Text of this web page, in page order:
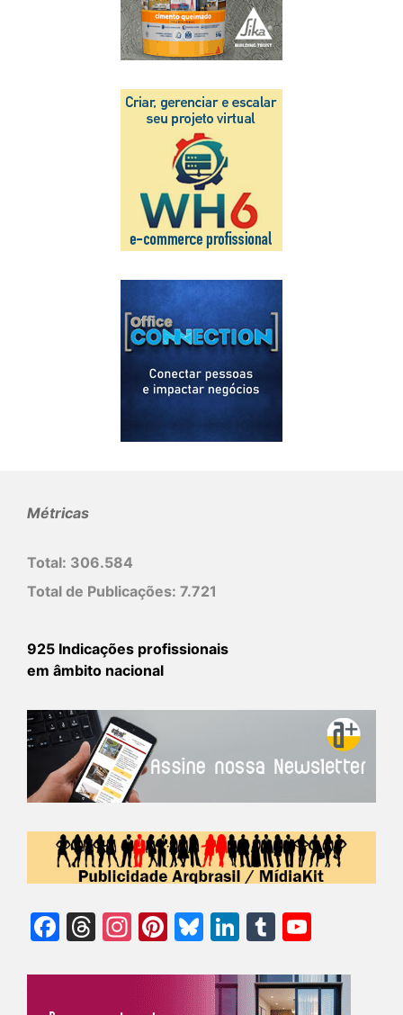
Métricas
Total: 306.584
Total de Publicações: 7.721
925 Indicações profissionais
em âmbito nacional
Facebook
Threads
Instagram
Pinterest
Bluesky
LinkedIn
Tumblr